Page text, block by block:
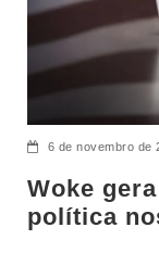
6 de novembro de
Woke
política